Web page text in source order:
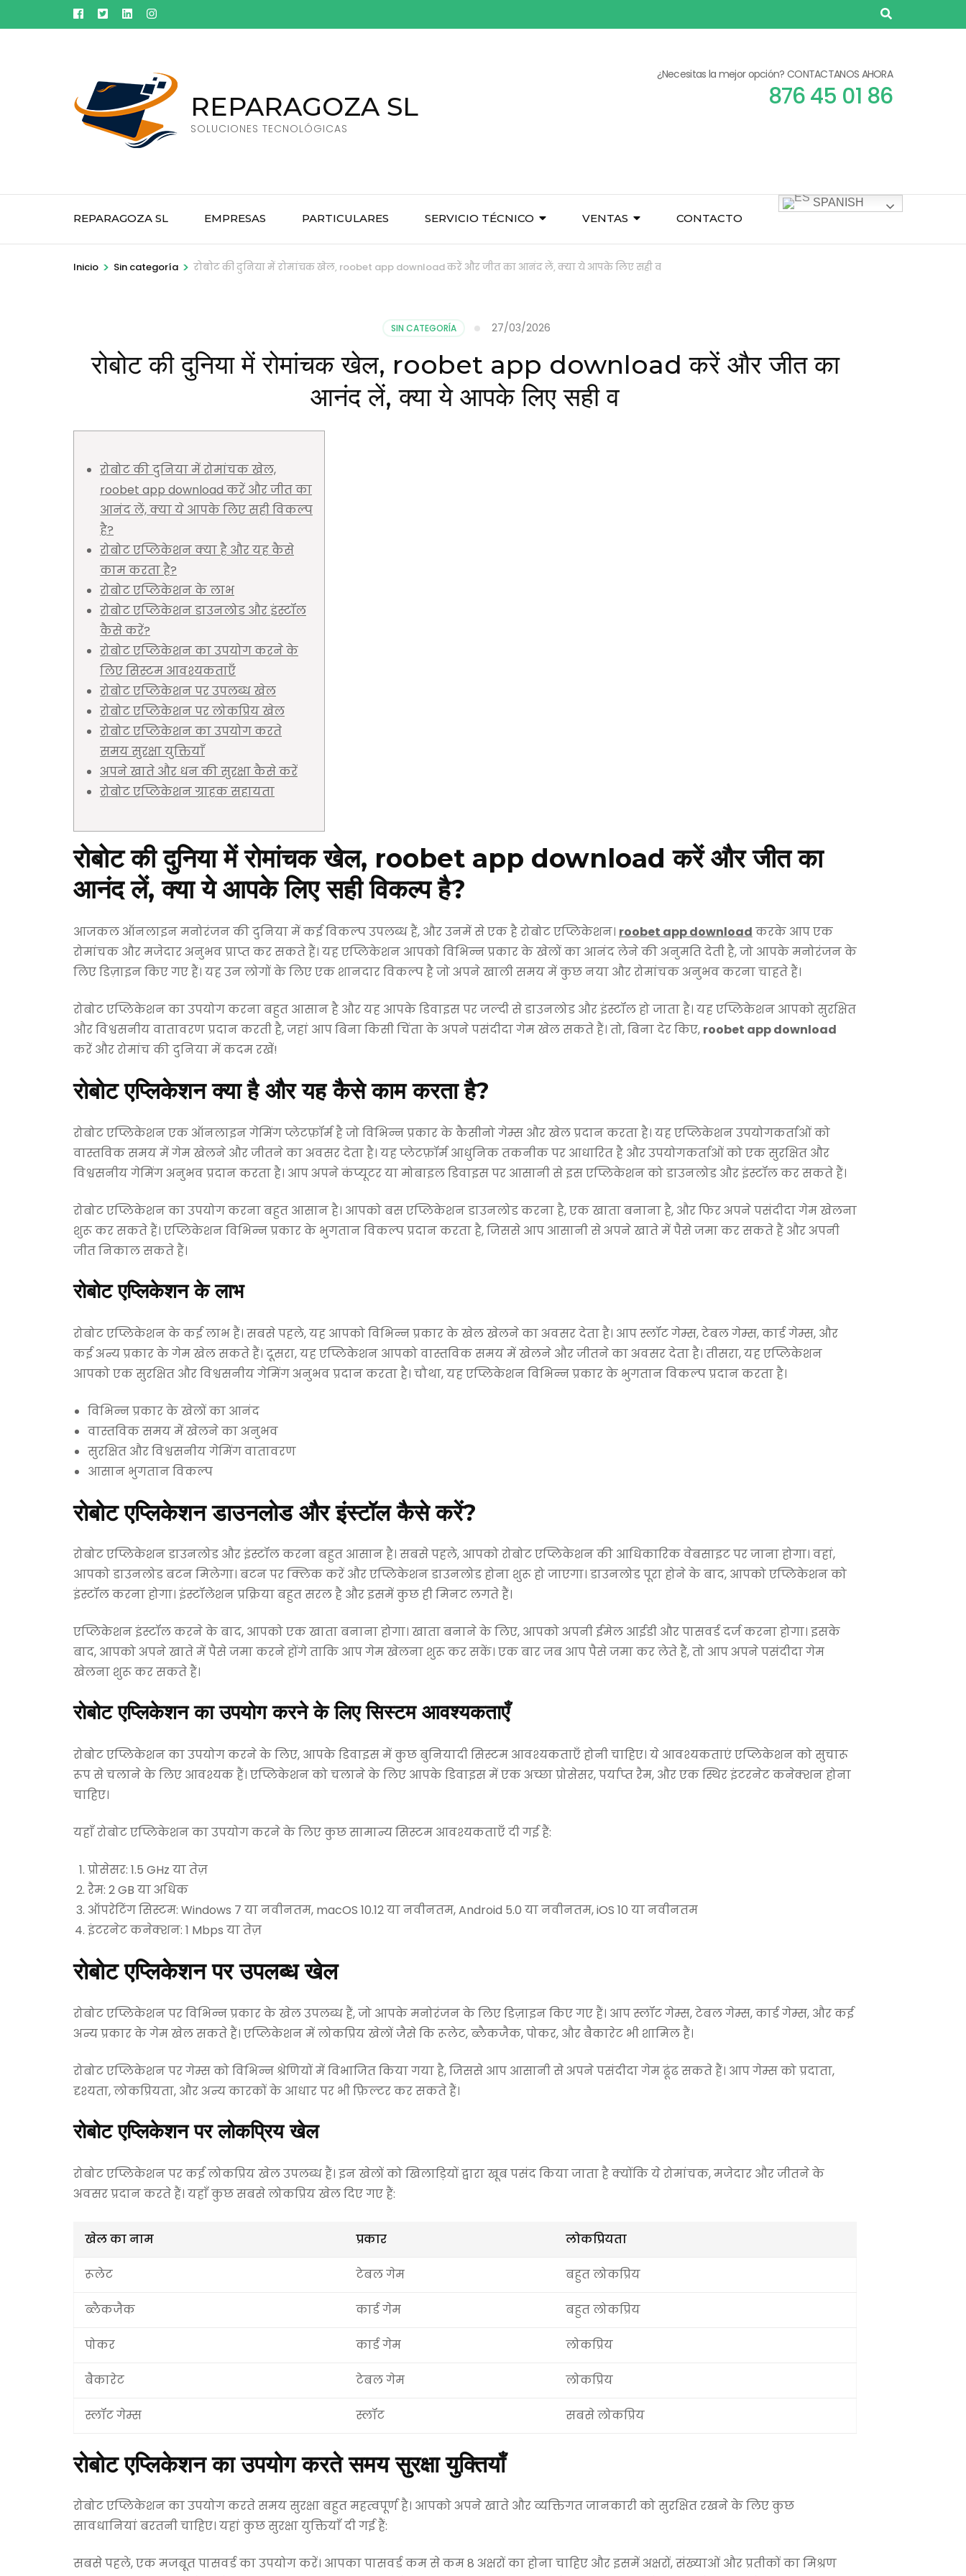
al
REPARAGOZA SL
SOLUCIONES TECNOLÓGICAS
¿Necesitas la mejor opción? CONTACTANOS AHORA
876 45 01 86
REPARAGOZA SL EMPRESAS PARTICULARES SERVICIO TÉCNICO VENTAS CONTACTO
SPANISH
Inicio > Sin categoría > रोबोट की दुनिया में रोमांचक खेल, roobet app download करें और जीत का आनंद लें, क्या ये आपके लिए सही व
SIN CATEGORÍA 27/03/2026
रोबोट की दुनिया में रोमांचक खेल, roobet app download करें और जीत का
आनंद लें, क्या ये आपके लिए सही व
रोबोट की दुनिया में रोमांचक खेल,
roobet app download करें और जीत का
आनंद लें, क्या ये आपके लिए सही विकल्प
है?
रोबोट एप्लिकेशन क्या है और यह कैसे
काम करता है?
रोबोट एप्लिकेशन के लाभ
रोबोट एप्लिकेशन डाउनलोड और इंस्टॉल
कैसे करें?
रोबोट एप्लिकेशन का उपयोग करने के
लिए सिस्टम आवश्यकताएँ
रोबोट एप्लिकेशन पर उपलब्ध खेल
रोबोट एप्लिकेशन पर लोकप्रिय खेल
रोबोट एप्लिकेशन का उपयोग करते
समय सुरक्षा युक्तियाँ
अपने खाते और धन की सुरक्षा कैसे करें
रोबोट एप्लिकेशन ग्राहक सहायता
रोबोट की दुनिया में रोमांचक खेल, roobet app download करें और जीत का
आनंद लें, क्या ये आपके लिए सही विकल्प है?
आजकल ऑनलाइन मनोरंजन की दुनिया में कई विकल्प उपलब्ध हैं, और उनमें से एक है रोबोट एप्लिकेशन। roobet app download करके आप एक
रोमांचक और मजेदार अनुभव प्राप्त कर सकते हैं। यह एप्लिकेशन आपको विभिन्न प्रकार के खेलों का आनंद लेने की अनुमति देती है, जो आपके मनोरंजन के
लिए डिज़ाइन किए गए हैं। यह उन लोगों के लिए एक शानदार विकल्प है जो अपने खाली समय में कुछ नया और रोमांचक अनुभव करना चाहते हैं।
रोबोट एप्लिकेशन का उपयोग करना बहुत आसान है और यह आपके डिवाइस पर जल्दी से डाउनलोड और इंस्टॉल हो जाता है। यह एप्लिकेशन आपको सुरक्षित
और विश्वसनीय वातावरण प्रदान करती है, जहां आप बिना किसी चिंता के अपने पसंदीदा गेम खेल सकते हैं। तो, बिना देर किए, roobet app download
करें और रोमांच की दुनिया में कदम रखें!
रोबोट एप्लिकेशन क्या है और यह कैसे काम करता है?
रोबोट एप्लिकेशन एक ऑनलाइन गेमिंग प्लेटफ़ॉर्म है जो विभिन्न प्रकार के कैसीनो गेम्स और खेल प्रदान करता है। यह एप्लिकेशन उपयोगकर्ताओं को
वास्तविक समय में गेम खेलने और जीतने का अवसर देता है। यह प्लेटफ़ॉर्म आधुनिक तकनीक पर आधारित है और उपयोगकर्ताओं को एक सुरक्षित और
विश्वसनीय गेमिंग अनुभव प्रदान करता है। आप अपने कंप्यूटर या मोबाइल डिवाइस पर आसानी से इस एप्लिकेशन को डाउनलोड और इंस्टॉल कर सकते हैं।
रोबोट एप्लिकेशन का उपयोग करना बहुत आसान है। आपको बस एप्लिकेशन डाउनलोड करना है, एक खाता बनाना है, और फिर अपने पसंदीदा गेम खेलना
शुरू कर सकते हैं। एप्लिकेशन विभिन्न प्रकार के भुगतान विकल्प प्रदान करता है, जिससे आप आसानी से अपने खाते में पैसे जमा कर सकते हैं और अपनी
जीत निकाल सकते हैं।
रोबोट एप्लिकेशन के लाभ
रोबोट एप्लिकेशन के कई लाभ हैं। सबसे पहले, यह आपको विभिन्न प्रकार के खेल खेलने का अवसर देता है। आप स्लॉट गेम्स, टेबल गेम्स, कार्ड गेम्स, और
कई अन्य प्रकार के गेम खेल सकते हैं। दूसरा, यह एप्लिकेशन आपको वास्तविक समय में खेलने और जीतने का अवसर देता है। तीसरा, यह एप्लिकेशन
आपको एक सुरक्षित और विश्वसनीय गेमिंग अनुभव प्रदान करता है। चौथा, यह एप्लिकेशन विभिन्न प्रकार के भुगतान विकल्प प्रदान करता है।
विभिन्न प्रकार के खेलों का आनंद
वास्तविक समय में खेलने का अनुभव
सुरक्षित और विश्वसनीय गेमिंग वातावरण
आसान भुगतान विकल्प
रोबोट एप्लिकेशन डाउनलोड और इंस्टॉल कैसे करें?
रोबोट एप्लिकेशन डाउनलोड और इंस्टॉल करना बहुत आसान है। सबसे पहले, आपको रोबोट एप्लिकेशन की आधिकारिक वेबसाइट पर जाना होगा। वहां,
आपको डाउनलोड बटन मिलेगा। बटन पर क्लिक करें और एप्लिकेशन डाउनलोड होना शुरू हो जाएगा। डाउनलोड पूरा होने के बाद, आपको एप्लिकेशन को
इंस्टॉल करना होगा। इंस्टॉलेशन प्रक्रिया बहुत सरल है और इसमें कुछ ही मिनट लगते हैं।
एप्लिकेशन इंस्टॉल करने के बाद, आपको एक खाता बनाना होगा। खाता बनाने के लिए, आपको अपनी ईमेल आईडी और पासवर्ड दर्ज करना होगा। इसके
बाद, आपको अपने खाते में पैसे जमा करने होंगे ताकि आप गेम खेलना शुरू कर सकें। एक बार जब आप पैसे जमा कर लेते हैं, तो आप अपने पसंदीदा गेम
खेलना शुरू कर सकते हैं।
रोबोट एप्लिकेशन का उपयोग करने के लिए सिस्टम आवश्यकताएँ
रोबोट एप्लिकेशन का उपयोग करने के लिए, आपके डिवाइस में कुछ बुनियादी सिस्टम आवश्यकताएँ होनी चाहिए। ये आवश्यकताएं एप्लिकेशन को सुचारू
रूप से चलाने के लिए आवश्यक हैं। एप्लिकेशन को चलाने के लिए आपके डिवाइस में एक अच्छा प्रोसेसर, पर्याप्त रैम, और एक स्थिर इंटरनेट कनेक्शन होना
चाहिए।
यहाँ रोबोट एप्लिकेशन का उपयोग करने के लिए कुछ सामान्य सिस्टम आवश्यकताएँ दी गई हैं:
प्रोसेसर: 1.5 GHz या तेज़
रैम: 2 GB या अधिक
ऑपरेटिंग सिस्टम: Windows 7 या नवीनतम, macOS 10.12 या नवीनतम, Android 5.0 या नवीनतम, iOS 10 या नवीनतम
इंटरनेट कनेक्शन: 1 Mbps या तेज़
रोबोट एप्लिकेशन पर उपलब्ध खेल
रोबोट एप्लिकेशन पर विभिन्न प्रकार के खेल उपलब्ध हैं, जो आपके मनोरंजन के लिए डिज़ाइन किए गए हैं। आप स्लॉट गेम्स, टेबल गेम्स, कार्ड गेम्स, और कई
अन्य प्रकार के गेम खेल सकते हैं। एप्लिकेशन में लोकप्रिय खेलों जैसे कि रूलेट, ब्लैकजैक, पोकर, और बैकारेट भी शामिल हैं।
रोबोट एप्लिकेशन पर गेम्स को विभिन्न श्रेणियों में विभाजित किया गया है, जिससे आप आसानी से अपने पसंदीदा गेम ढूंढ सकते हैं। आप गेम्स को प्रदाता,
दृश्यता, लोकप्रियता, और अन्य कारकों के आधार पर भी फ़िल्टर कर सकते हैं।
रोबोट एप्लिकेशन पर लोकप्रिय खेल
रोबोट एप्लिकेशन पर कई लोकप्रिय खेल उपलब्ध हैं। इन खेलों को खिलाड़ियों द्वारा खूब पसंद किया जाता है क्योंकि ये रोमांचक, मजेदार और जीतने के
अवसर प्रदान करते हैं। यहाँ कुछ सबसे लोकप्रिय खेल दिए गए हैं:
खेल का नाम प्रकार लोकप्रियता
रूलेट टेबल गेम बहुत लोकप्रिय
ब्लैकजैक कार्ड गेम बहुत लोकप्रिय
पोकर कार्ड गेम लोकप्रिय
बैकारेट टेबल गेम लोकप्रिय
स्लॉट गेम्स स्लॉट सबसे लोकप्रिय
रोबोट एप्लिकेशन का उपयोग करते समय सुरक्षा युक्तियाँ
रोबोट एप्लिकेशन का उपयोग करते समय सुरक्षा बहुत महत्वपूर्ण है। आपको अपने खाते और व्यक्तिगत जानकारी को सुरक्षित रखने के लिए कुछ
सावधानियां बरतनी चाहिए। यहां कुछ सुरक्षा युक्तियाँ दी गई हैं:
सबसे पहले, एक मजबूत पासवर्ड का उपयोग करें। आपका पासवर्ड कम से कम 8 अक्षरों का होना चाहिए और इसमें अक्षरों, संख्याओं और प्रतीकों का मिश्रण